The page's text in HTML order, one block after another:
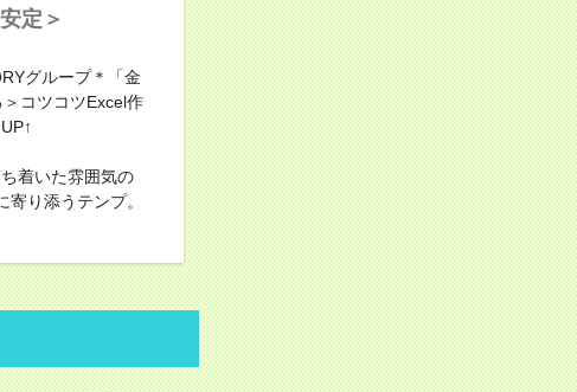
定＞
グループ＊「金
コツコツExcel作
着いた雰囲気の
り添うテンプ。